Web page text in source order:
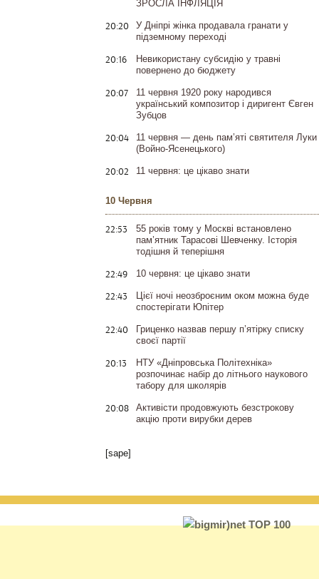
ЗРОСЛА ІНФЛЯЦІЯ
20:20
У Дніпрі жінка продавала гранати у
підземному переході
20:16
Невикористану субсидію у травні
повернено до бюджету
20:07
11 червня 1920 року народився
український композитор і диригент Євген
Зубцов
20:04
11 червня — день пам’яті святителя Луки
(Войно-Ясенецького)
20:02 11 червня: це цікаво знати
10 Червня
22:53
55 років тому у Москві встановлено
пам’ятник Тарасові Шевченку. Історія
тодішня й теперішня
22:49 10 червня: це цікаво знати
22:43
Цієї ночі неозброєним оком можна буде
спостерігати Юпітер
22:40
Гриценко назвав першу п’ятірку списку
своєї партії
20:13
НТУ «Дніпровська Політехніка»
розпочинає набір до літнього наукового
табору для школярів
20:08
Активісти продовжують безстрокову
акцію проти вирубки дерев
[sape]